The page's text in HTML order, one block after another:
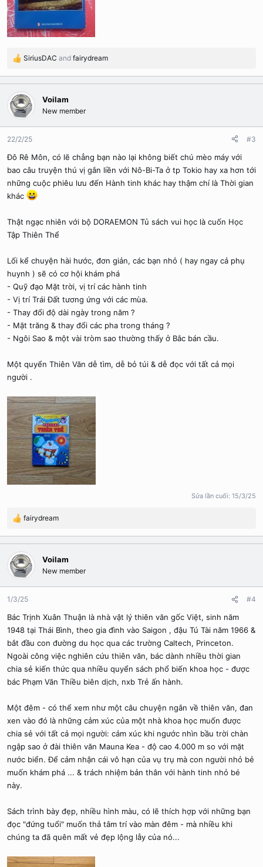
R
a
c
t
i
o
n
:
SiriusDAC and fairydream
Voilam
New member
22/2/25 #3
Đô Rê Môn, có lẽ chẳng bạn nào lại không biết chú mèo máy với
bao câu truyện thú vị gắn liền với Nô-Bi-Ta ở tp Tokio hay xa hơn tới
những cuộc phiêu lưu đến Hành tinh khác hay thậm chí là Thời gian
khác
Thật ngạc nhiên với bộ DORAEMON Tủ sách vui học là cuốn Học
Tập Thiên Thể
Lối kể chuyện hài hước, đơn giản, các bạn nhỏ ( hay ngay cả phụ
huynh ) sẽ có cơ hội khám phá
- Quỹ đạo Mặt trời, vị trí các hành tinh
- Vị trí Trái Đất tương ứng với các mùa.
- Thay đổi độ dài ngày trong năm ?
- Mặt trăng & thay đổi các pha trong tháng ?
- Ngôi Sao & một vài tròm sao thường thấy ở Bắc bán cầu.
Một quyển Thiên Văn dễ tìm, dễ bỏ túi & dễ đọc với tất cả mọi
người .
Sửa lần cuối: 15/3/25
R
a
c
t
i
o
n
:
fairydream
Voilam
New member
1/3/25 #4
Bác Trịnh Xuân Thuận là nhà vật lý thiên văn gốc Việt, sinh năm
1948 tại Thái Bình, theo gia đình vào Saigon , đậu Tú Tài năm 1966 &
bắt đầu con đường du học qua các trường Caltech, Princeton.
Ngoài công việc nghiên cứu thiên văn, bác dành nhiều thời gian
chia sẻ kiến thức qua nhiều quyển sách phổ biến khoa học - được
bác Phạm Văn Thiều biên dịch, nxb Trẻ ấn hành.
Một đêm - có thể xem như một câu chuyện ngắn về thiên văn, đan
xen vào đó là những cảm xúc của một nhà khoa học muốn được
chia sẻ với tất cả mọi người: cảm xúc khi ngước nhìn bầu trời chàn
ngập sao ở đài thiên văn Mauna Kea - độ cao 4.000 m so với mặt
nước biển. Để cảm nhận cái vô hạn của vụ trụ mà con người nhỏ bẻ
muốn khám phá ... & trách nhiệm bản thân với hành tinh nhỏ bé
này.
Sách trình bày đẹp, nhiều hình màu, có lẽ thích hợp với những bạn
đọc "đứng tuổi" muốn thả tâm trí vào màn đêm - mà nhiều khi
chúng ta đã quên mất vẻ đẹp lộng lẫy của nó...